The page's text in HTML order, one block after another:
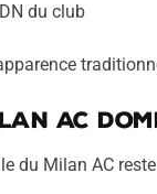
du club
AC
du Milan AC